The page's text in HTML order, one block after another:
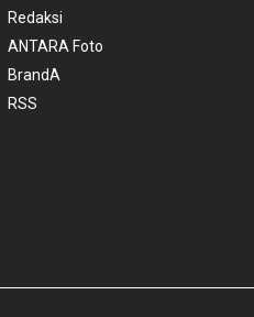
Redaksi
ANTARA Foto
BrandA
RSS